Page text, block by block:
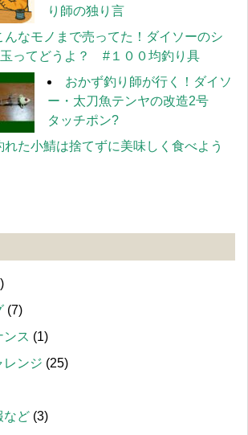
り師の独り言
んなモノまで売ってた！ダイソーのシ
ってどうよ？ #１００均釣り具
おかず釣り師が行く！ダイソ
ー・太刀魚テンヤの改造2号
タッチポン?
れた小鯖は捨てずに美味しく食べよう
(7)
ンス (1)
レンジ (25)
など (3)